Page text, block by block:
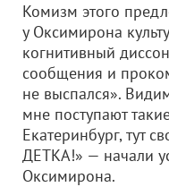
Комизм этого
у Оксимирона
когнитивный
сообщения и
не выспался».
мне поступают
Екатеринбург, тут
ДЕТКА!» — начали
Оксимирона.